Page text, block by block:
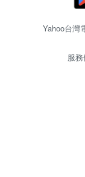
Yahoo台灣
服